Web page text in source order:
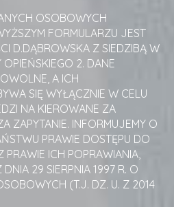
OSOBOWYCH
FORMULARZU JEST
D.DĄBROWSKA Z SIEDZIBĄ W
2. DANE
A ICH
SIĘ WYŁĄCZNIE W CELU
NA KIEROWANE ZA
ZAPYTANIE. INFORMUJEMY O
PRAWIE DOSTĘPU DO
ICH POPRAWIANIA,
29 SIERPNIA 1997 R. O
(T.J. DZ. U. Z 2014